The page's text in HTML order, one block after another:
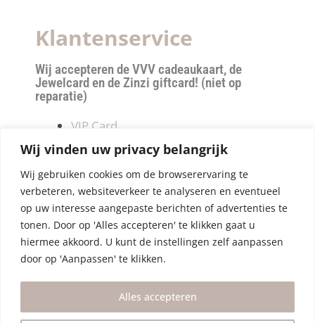
Wij vinden uw privacy belangrijk
Wij gebruiken cookies om de browserervaring te
verbeteren, websiteverkeer te analyseren en eventueel
op uw interesse aangepaste berichten of advertenties te
tonen. Door op 'Alles accepteren' te klikken gaat u
hiermee akkoord. U kunt de instellingen zelf aanpassen
door op 'Aanpassen' te klikken.
Alles accepteren
Klantenservice
Wij accepteren de VVV cadeaukaart, de
Jewelcard en de Zinzi giftcard! (niet op
reparatie)
VIP Card
Retourneren
Betalen & verzendkosten
Privacy Policy
Algemene Voorwaarden